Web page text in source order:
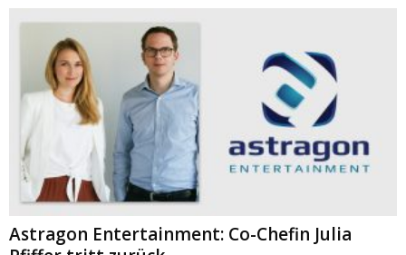
Astragon Entertainment: Co-Chefin Julia